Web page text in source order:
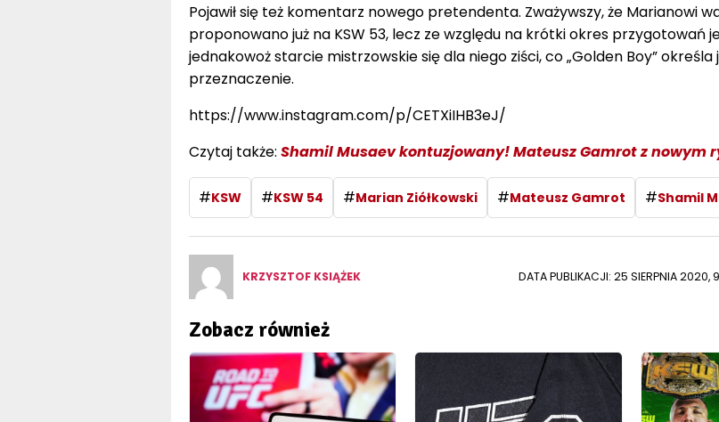
Pojawił się też komentarz nowego pretendenta. Zważywszy, że Marianowi
proponowano już na KSW 53, lecz ze względu na krótki okres przygotowań
jednakowoż starcie mistrzowskie się dla niego ziści, co „Golden Boy” określa
przeznaczenie.
https://www.instagram.com/p/CETXiIHB3eJ/
Czytaj także: Shamil Musaev kontuzjowany! Mateusz Gamrot z nowym
#KSW #KSW 54 #Marian Ziółkowski #Mateusz Gamrot #Shamil
KRZYSZTOF KSIĄŻEK DATA PUBLIKACJI: 25 SIERPNIA 2020,
Zobacz również